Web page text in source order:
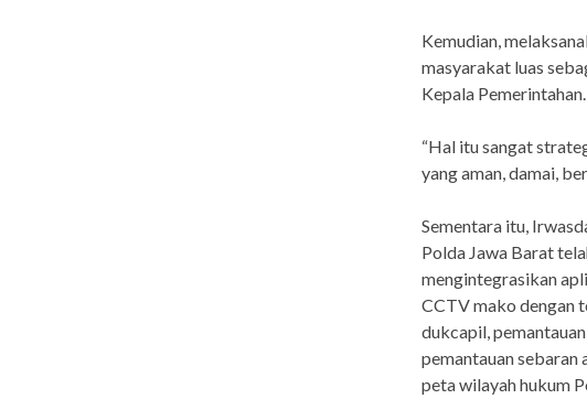
Kemudian,
masyarakat luas
Kepala Pemerintahan.
“Hal itu sangat
yang aman, damai,
Sementara itu,
Polda Jawa Barat
mengintegrasikan
CCTV mako dengan
dukcapil,
pemantauan
peta wilayah hukum